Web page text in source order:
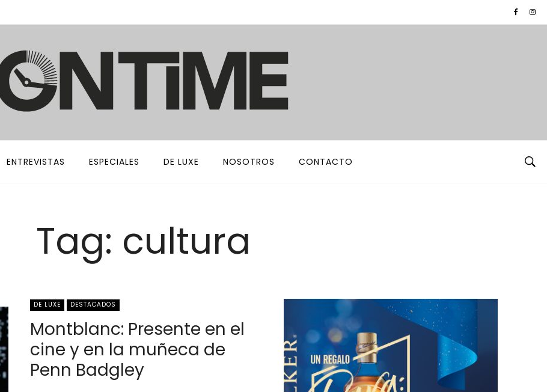
ENTREVISTAS ESPECIALES DE LUXE NOSOTROS CONTACTO
Tag: cultura
DE LUXE DESTACADOS
Montblanc: Presente en el
cine y en la muñeca de
Penn Badgley